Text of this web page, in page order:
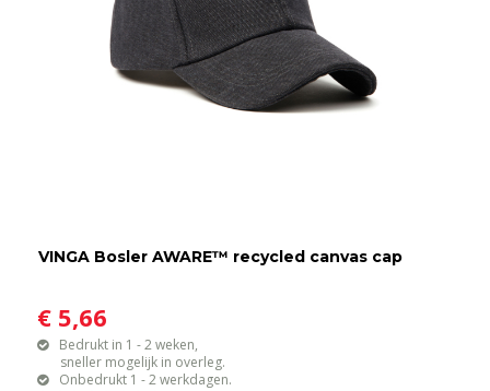
VINGA Bosler AWARE™ recycled canvas cap
€ 5,66
Bedrukt in 1 - 2 weken,
sneller mogelijk in overleg.
Onbedrukt 1 - 2 werkdagen.